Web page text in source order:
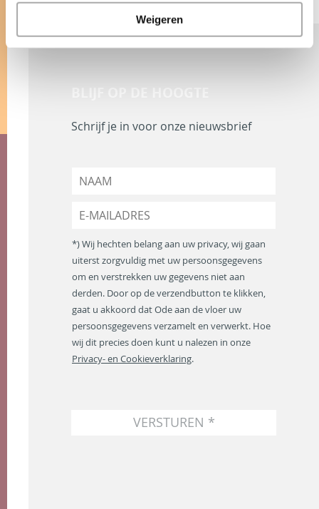
Weigeren
Schrijf je in voor onze nieuwsbrief
N
m
m
a
i
l
a
d
r
e
s
*
*) Wij hechten belang aan uw privacy, wij gaan
uiterst zorgvuldig met uw persoonsgegevens
om en verstrekken uw gegevens niet aan
derden. Door op de verzendbutton te klikken,
gaat u akkoord dat Ode aan de vloer uw
persoonsgegevens verzamelt en verwerkt. Hoe
wij dit precies doen kunt u nalezen in onze
Privacy- en Cookieverklaring.
VERSTUREN *